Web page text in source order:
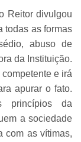
Reitor divulgou
todas as formas
abuso de
da Instituição.
e irá
apurar o fato.
princípios da
a sociedade
com as vítimas,